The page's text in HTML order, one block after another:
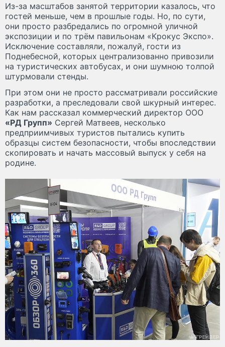
Из-за масштабов занятой территории казалось, что
гостей меньше, чем в прошлые годы. Но, по сути,
они просто разбредались по огромной уличной
экспозиции и по трём павильонам «Крокус Экспо».
Исключение составляли, пожалуй, гости из
Поднебесной, которых централизованно привозили
на туристических автобусах, и они шумною толпой
штурмовали стенды.
При этом они не просто рассматривали российские
разработки, а преследовали свой шкурный интерес.
Как нам рассказал коммерческий директор ООО
«РД Групп» Сергей Матвеев, несколько
предприимчивых туристов пытались купить
образцы систем безопасности, чтобы впоследствии
скопировать и начать массовый выпуск у себя на
родине.